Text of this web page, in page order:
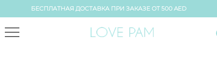
БЕСПЛАТНАЯ ДОСТАВКА ПРИ ЗАКАЗЕ ОТ 500 AED